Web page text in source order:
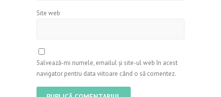
Site web
Salvează-mi numele, emailul și site-ul web în acest
navigator pentru data viitoare când o să comentez.